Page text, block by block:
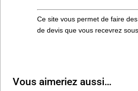
Ce site vous permet de faire
de devis que vous recevrez
Vous aimeriez aussi…